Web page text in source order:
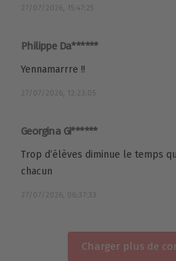
27/07/2026, 15:47:25
Philippe Da******
Yennamarrre !!
27/07/2026, 12:23:05
Georgina Gi******
Trop d’élèves diminue le temps
chacun
27/07/2026, 06:37:33
Charger plus de